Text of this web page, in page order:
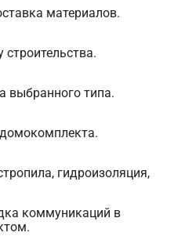
материалов.
строительства.
выбранного типа.
гидроизоляция,
коммуникаций в